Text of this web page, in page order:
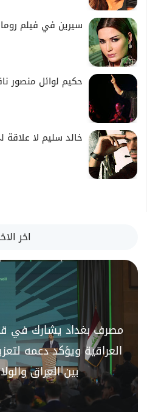
سيرين في فيلم
حكيم لوائل منصور
خالد سليم لا علاقة
اخر
مصرف بغداد يشارك في
العراقية ويؤكد دعمه
بين العراق